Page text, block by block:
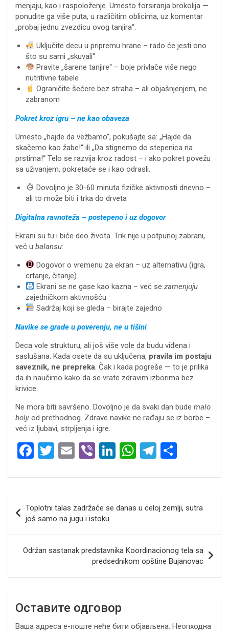
menjaju, kao i raspoloženje. Umesto forsiranja brokolija —
ponudite ga više puta, u različitim oblicima, uz komentar
„probaj jednu zvezdicu ovog tanjira“.
Uključite decu u pripremu hrane – rado će jesti ono
što su sami „skuvali“
Pravite „šarene tanjire“ – boje privlače više nego
nutritivne tabele
Ograničite šećere bez straha – ali objašnjenjem, ne
zabranom
Pokret kroz igru – ne kao obaveza
Umesto „hajde da vežbamo“, pokušajte sa: „Hajde da
skačemo kao žabe!“ ili „Da stignemo do stepenica na
prstima!“ Telo se razvija kroz radost – i ako pokret povežu
sa uživanjem, pokretaće se i kao odrasli.
Dovoljno je 30-60 minuta fizičke aktivnosti dnevno –
ali to može biti i trka do drveta
Digitalna ravnoteža – postepeno i uz dogovor
Ekrani su tu i biće deo života. Trik nije u potpunoj zabrani,
već u balansu:
Dogovor o vremenu za ekran – uz alternativu (igra,
crtanje, čitanje)
Ekrani se ne gase kao kazna – već sezamenjuju
zajedničkom aktivnošću
Sadržaj koji se gleda – birajte zajedno
Navike se grade u poverenju, ne u tišini
Deca vole strukturu, ali još više vole da budu viđena i
saslušana. Kada osete da su uključena, pravila im postaju
saveznik, ne prepreka. Čak i kada pogreše — to je prilika
da ih naučimo kako da se vrate zdravim izborima bez
krivice.
Ne mora biti savršeno. Dovoljno je da svaki dan bude malo
bolji od prethodnog. Zdrave navike ne rađaju se iz borbe –
već iz ljubavi, strpljenja i igre.
F
ce
b
o
o
k
T
tt
er
E
ail
Vi
er
Li
ke
dI
n
W
at
A
p
p
T
e
gr
a
m
ar
e
чланка
Toplotni talas zadržaće se danas u celoj zemlji, sutra
još samo na jugu i istoku
Održan sastanak predstavnika Koordinacionog tela sa
predsednikom opštine Bujanovac
Оставите одговор
Ваша адреса е-поште неће бити објављена. Неопходна